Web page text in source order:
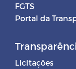
FGTS
Portal da
Licitações